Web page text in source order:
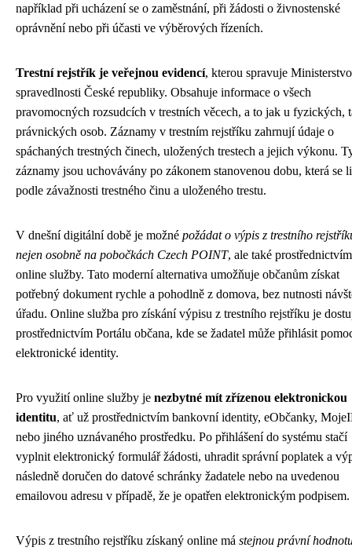
například při ucházení se o zaměstnání, při žádosti o živnostenské
oprávnění nebo při účasti ve výběrových řízeních.
Trestní rejstřík je veřejnou evidencí, kterou spravuje Ministerstvo
spravedlnosti České republiky. Obsahuje informace o všech
pravomocných rozsudcích v trestních věcech, a to jak u fyzických,
právnických osob. Záznamy v trestním rejstříku zahrnují údaje o
spáchaných trestných činech, uložených trestech a jejich výkonu.
záznamy jsou uchovávány po zákonem stanovenou dobu, která se
podle závažnosti trestného činu a uloženého trestu.
V dnešní digitální době je možné požádat o výpis z trestního
nejen osobně na pobočkách Czech POINT, ale také prostřednictvím
online služby. Tato moderní alternativa umožňuje občanům získat
potřebný dokument rychle a pohodlně z domova, bez nutnosti
úřadu. Online služba pro získání výpisu z trestního rejstříku je
prostřednictvím Portálu občana, kde se žadatel může přihlásit
elektronické identity.
Pro využití online služby je nezbytné mít zřízenou elektronickou
identitu, ať už prostřednictvím bankovní identity, eObčanky,
nebo jiného uznávaného prostředku. Po přihlášení do systému stačí
vyplnit elektronický formulář žádosti, uhradit správní poplatek a
následně doručen do datové schránky žadatele nebo na uvedenou
emailovou adresu v případě, že je opatřen elektronickým podpisem.
Výpis z trestního rejstříku získaný online má stejnou právní